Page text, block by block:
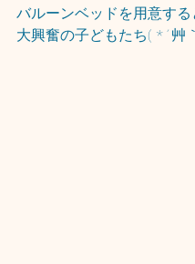
バルーンベッドを用意する
大興奮の子どもたち( *´艸